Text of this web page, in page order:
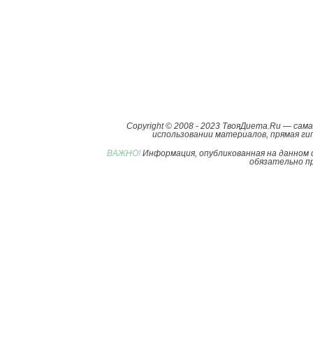
Copyright © 2008 - 2023 ТвояДиета.Ru —
использовании материалов, прямая
ВАЖНО! Информация, опубликованная на
обязательно